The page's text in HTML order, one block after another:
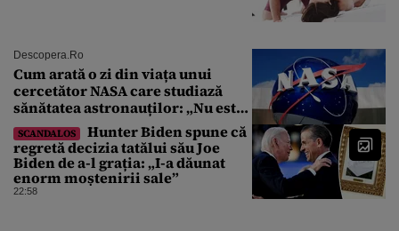
Descopera.ro
Cum arată o zi din viața unui
cercetător NASA care studiază
sănătatea astronauților: „Nu este
o știință complicată”
SCANDALOS
Hunter Biden spune că
regretă decizia tatălui său Joe
Biden de a-l grația: „I-a dăunat
enorm moștenirii sale”
22:58